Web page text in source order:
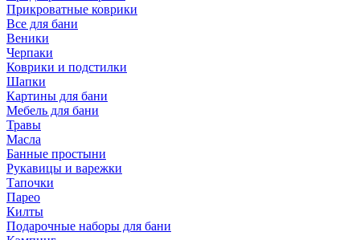
Прикроватные коврики
Все для бани
Веники
Черпаки
Коврики и подстилки
Шапки
Картины для бани
Мебель для бани
Травы
Масла
Банные простыни
Рукавицы и варежки
Тапочки
Парео
Килты
Подарочные наборы для бани